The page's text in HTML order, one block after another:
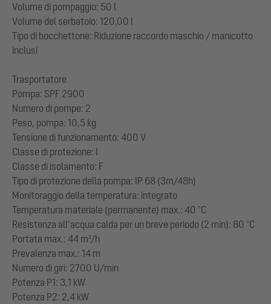
Volume di pompaggio: 50 l
Volume del serbatoio: 120,00 l
Tipo di bocchettone: Riduzione raccordo maschio / manicotto
inclusi
Trasportatore
Pompa: SPF 2900
Numero di pompe: 2
Peso, pompa: 10,5 kg
Tensione di funzionamento: 400 V
Classe di protezione: I
Classe di isolamento: F
Tipo di protezione della pompa: IP 68 (3m/48h)
Monitoraggio della temperatura: integrato
Temperatura materiale (permanente) max.: 40 °C
Resistenza all’acqua calda per un breve periodo (2 min): 80 °C
Portata max.: 44 m³/h
Prevalenza max.: 14 m
Numero di giri: 2700 U/min
Potenza P1: 3,1 kW
Potenza P2: 2,4 kW